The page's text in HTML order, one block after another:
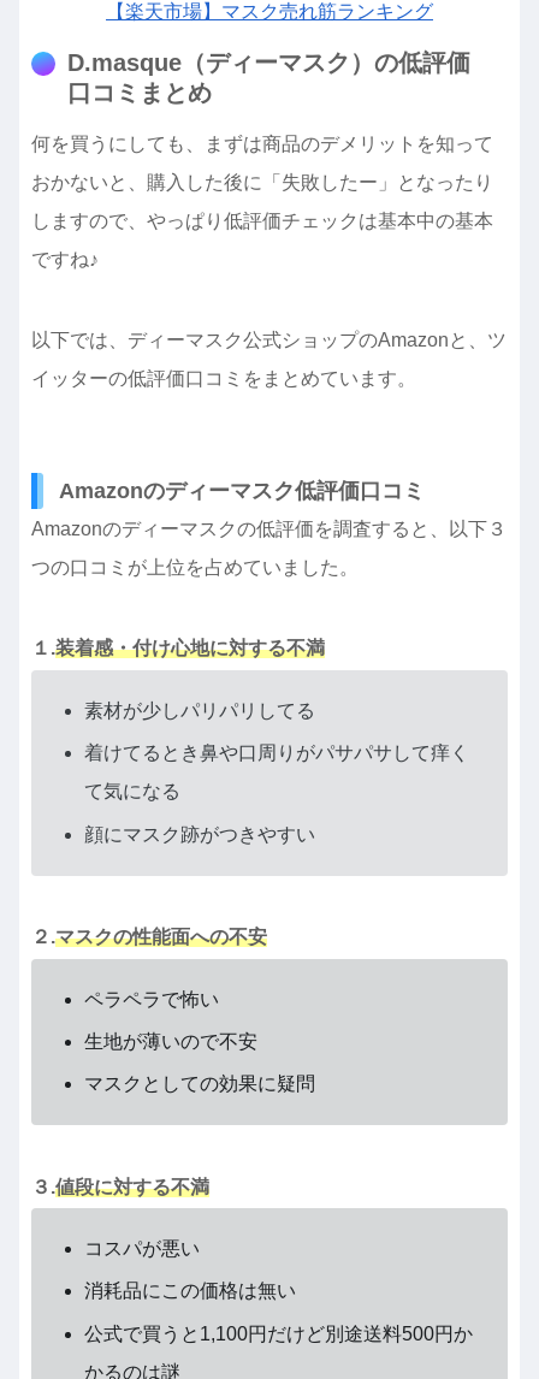
【楽天市場】マスク売れ筋ランキング
D.masque（ディーマスク）の低評価
口コミまとめ
何を買うにしても、まずは商品のデメリットを知って
おかないと、購入した後に「失敗したー」となったり
しますので、やっぱり低評価チェックは基本中の基本
ですね♪
以下では、ディーマスク公式ショップのAmazonと、ツ
イッターの低評価口コミをまとめています。
Amazonのディーマスク低評価口コミ
Amazonのディーマスクの低評価を調査すると、以下３
つの口コミが上位を占めていました。
１.装着感・付け心地に対する不満
素材が少しパリパリしてる
着けてるとき鼻や口周りがパサパサして痒く
て気になる
顔にマスク跡がつきやすい
２.マスクの性能面への不安
ペラペラで怖い
生地が薄いので不安
マスクとしての効果に疑問
３.値段に対する不満
コスパが悪い
消耗品にこの価格は無い
公式で買うと1,100円だけど別途送料500円か
かるのは謎